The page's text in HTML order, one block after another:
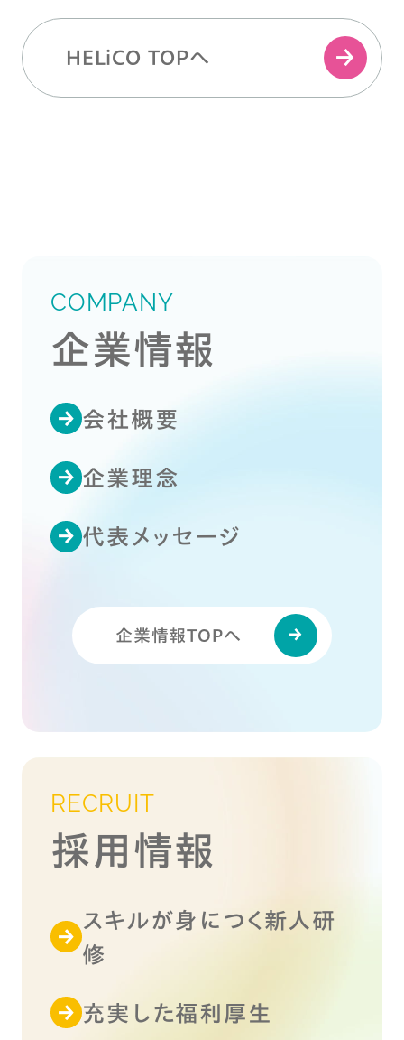
HELiCO TOPへ
COMPANY
企業情報
会社概要
企業理念
代表メッセージ
企業情報TOPへ
RECRUIT
採用情報
スキルが身につく新人研
修
充実した福利厚生